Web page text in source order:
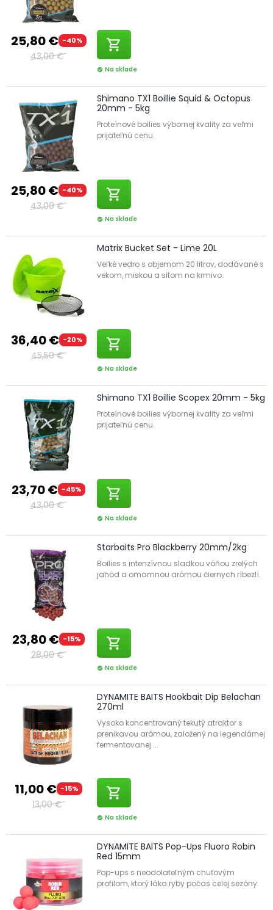
25,80 € -40%
43,00 €
shopping_cart
check_circle Na sklade
25,80 € -40%
43,00 €
Shimano TX1 Boillie Squid & Octopus
20mm - 5kg
Proteínové boilies výbornej kvality za veľmi
prijateľnú cenu.
shopping_cart
check_circle Na sklade
36,40 € -20%
45,50 €
Matrix Bucket Set - Lime 20L
Veľké vedro s objemom 20 litrov, dodávané s
vekom, miskou a sitom na krmivo.
shopping_cart
check_circle Na sklade
23,70 € -45%
43,00 €
Shimano TX1 Boillie Scopex 20mm - 5kg
Proteínové boilies výbornej kvality za veľmi
prijateľnú cenu.
shopping_cart
check_circle Na sklade
23,80 € -15%
28,00 €
Starbaits Pro Blackberry 20mm/2kg
Boilies s intenzívnou sladkou vôňou zrelých
jahôd a omamnou arómou čiernych ríbezlí.
shopping_cart
check_circle Na sklade
11,00 € -15%
13,00 €
DYNAMITE BAITS Hookbait Dip Belachan
270ml
Vysoko koncentrovaný tekutý atraktor s
prenikavou arómou, založený na legendárnej
fermentovanej ...
shopping_cart
check_circle Na sklade
DYNAMITE BAITS Pop-Ups Fluoro Robin
Red 15mm
Pop-ups s neodolateľným chuťovým
profilom, ktorý láka ryby počas celej sezóny.